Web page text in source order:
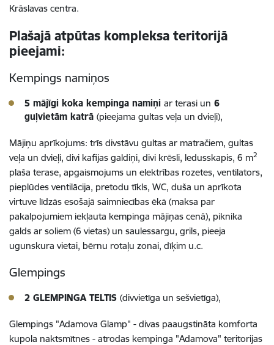
Krāslavas centra.
Plašajā atpūtas kompleksa teritorijā
pieejami:
Kempings namiņos
5 mājīgi koka kempinga namiņi ar terasi un 6
guļvietām katrā (pieejama gultas veļa un dvieļi),
Mājiņu aprīkojums: trīs divstāvu gultas ar matračiem, gultas
veļa un dvieļi, divi kafijas galdiņi, divi krēsli, ledusskapis, 6 m2
plaša terase, apgaismojums un elektrības rozetes, ventilators,
pieplūdes ventilācija, pretodu tīkls, WC, duša un aprīkota
virtuve līdzās esošajā saimniecības ēkā (maksa par
pakalpojumiem iekļauta kempinga mājiņas cenā), piknika
galds ar soliem (6 vietas) un saulessargu, grils, pieeja
ugunskura vietai, bērnu rotaļu zonai, dīķim u.c.
Glempings
2 GLEMPINGA TELTIS (divvietīga un sešvietīga),
Glempings "Adamova Glamp" - divas paaugstināta komforta
kupola naktsmītnes - atrodas kempinga "Adamova" teritorijas